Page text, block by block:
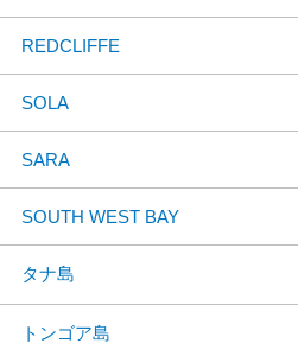
REDCLIFFE
SOLA
SARA
SOUTH WEST BAY
タナ島
トンゴア島